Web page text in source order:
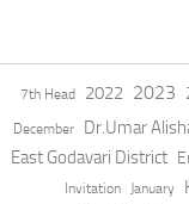
7th Head 2022 2023
December Dr.Umar
East Godavari District
Invitation January